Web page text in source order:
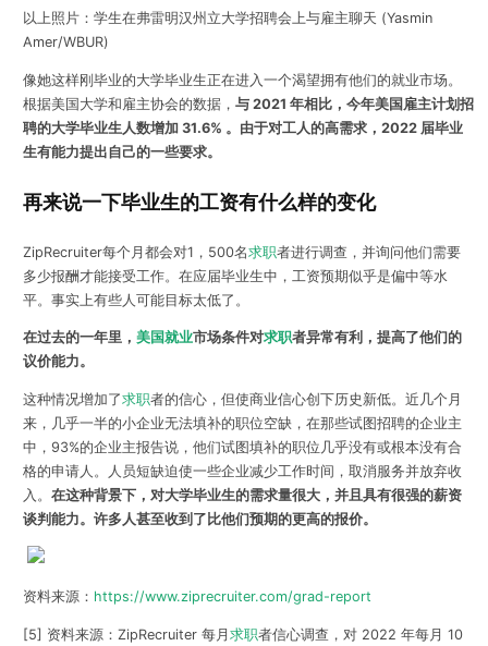
以上照片：学生在弗雷明汉州立大学招聘会上与雇主聊天 (Yasmin
Amer/WBUR)
像她这样刚毕业的大学毕业生正在进入一个渴望拥有他们的就业市场。
根据美国大学和雇主协会的数据， 与 2021 年相比，今年美国雇主计划招
聘的大学毕业生人数增加 31.6% 。由于对工人的高需求，2022 届毕业
生有能力提出自己的一些要求。
再来说一下毕业生的工资有什么样的变化
ZipRecruiter每个月都会对1，500名求职者进行调查，并询问他们需要
多少报酬才能接受工作。在应届毕业生中，工资预期似乎是偏中等水
平。事实上有些人可能目标太低了。
在过去的一年里， 美国就业市场条件对求职者异常有利，提高了他们的
议价能力。
这种情况增加了求职者的信心，但使商业信心创下历史新低。近几个月
来，几乎一半的小企业无法填补的职位空缺，在那些试图招聘的企业主
中，93%的企业主报告说，他们试图填补的职位几乎没有或根本没有合
格的申请人。人员短缺迫使一些企业减少工作时间，取消服务并放弃收
入。 在这种背景下， 对大学毕业生的需求量很大，并且具有很强的薪资
谈判能力。许多人甚至收到了比他们预期的更高的报价。
资料来源： https://www.ziprecruiter.com/grad-report
[5] 资料来源：ZipRecruiter 每月 求职者信心调查，对 2022 年每月 10